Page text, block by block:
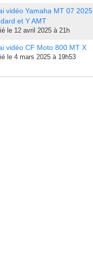
vidéo Yamaha MT 07 2025
et Y AMT
le 12 avril 2025 à 21h
vidéo CF Moto 800 MT X
le 4 mars 2025 à 19h53